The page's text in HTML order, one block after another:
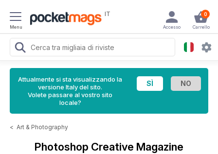
Menu
IT 0
Carrello
Accesso
Attualmente si sta visualizzando la
versione Italy del sito.
Volete passare al vostro sito
locale?
< Art & Photography
Photoshop Creative Magazine